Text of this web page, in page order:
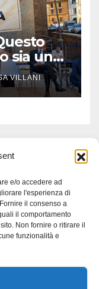
e/o accedere ad
l'esperienza di
il consenso a
il comportamento
Non fornire o ritirare il
funzionalità e
sia un
VILLANI
di